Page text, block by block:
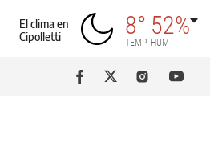
El clima en
Cipolletti
8°
TEMP
52%
HUM